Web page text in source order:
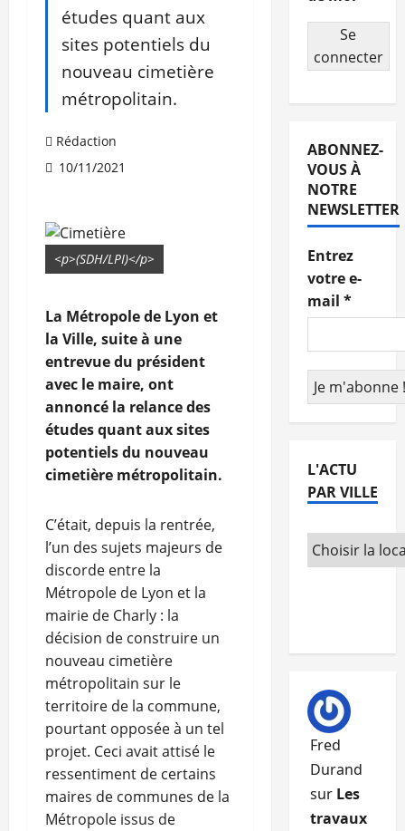
études quant aux
sites potentiels du
nouveau cimetière
métropolitain.
Rédaction
10/11/2021
<p>(SDH/LPI)</p>
La Métropole de Lyon et
la Ville, suite à une
entrevue du président
avec le maire, ont
annoncé la relance des
études quant aux sites
potentiels du nouveau
cimetière métropolitain.
C’était, depuis la rentrée,
l’un des sujets majeurs de
discorde entre la
Métropole de Lyon et la
mairie de Charly : la
décision de construire un
nouveau cimetière
métropolitain sur le
territoire de la commune,
pourtant opposée à un tel
projet. Ceci avait attisé le
ressentiment de certains
maires de communes de la
Métropole issus de
Se
connecter
ABONNEZ-
VOUS À
NOTRE
NEWSLETTER
Entrez
votre e-
mail *
L'ACTU
PAR VILLE
Fred
Durand
sur Les
travaux